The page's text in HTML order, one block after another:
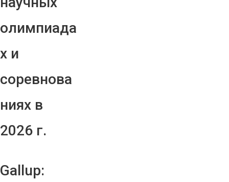
олимпиада
х и
соревнова
ниях в
2026 г.
Gallup: